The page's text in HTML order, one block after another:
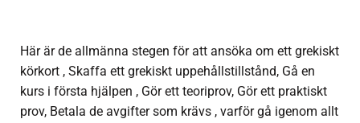
Här är de allmänna stegen för att ansöka om ett grekiskt
körkort , Skaffa ett grekiskt uppehållstillstånd, Gå en
kurs i första hjälpen , Gör ett teoriprov, Gör ett praktiskt
prov, Betala de avgifter som krävs , varför gå igenom allt